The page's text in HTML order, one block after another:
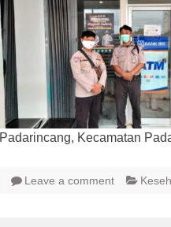
Padarincang, Kecamatan
Leave a comment